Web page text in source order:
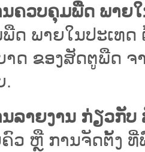
ຄວບຄຸມພືດ ພາຍໃ
ພາຍໃນປະເທດ
ດ ຂອງສັດຕູພືດ
.
ລາຍງານ ກ່ຽວກັບ
ຫຼື ການຈັດຕັ້ງ ທີ່